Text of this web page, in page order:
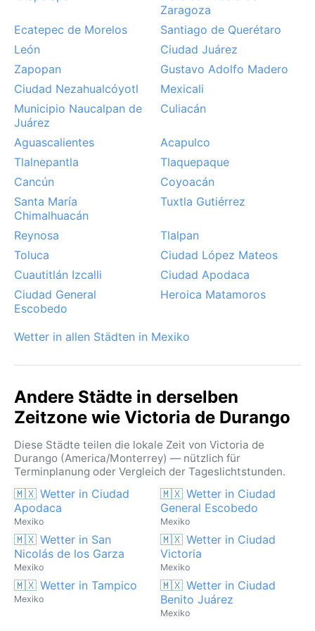
Zaragoza
Ecatepec de Morelos
Santiago de Querétaro
León
Ciudad Juárez
Zapopan
Gustavo Adolfo Madero
Ciudad Nezahualcóyotl
Mexicali
Municipio Naucalpan de
Juárez
Culiacán
Aguascalientes
Acapulco
Tlalnepantla
Tlaquepaque
Cancún
Coyoacán
Santa María
Chimalhuacán
Tuxtla Gutiérrez
Reynosa
Tlalpan
Toluca
Ciudad López Mateos
Cuautitlán Izcalli
Ciudad Apodaca
Ciudad General
Escobedo
Heroica Matamoros
Wetter in allen Städten in Mexiko
Andere Städte in derselben
Zeitzone wie Victoria de Durango
Diese Städte teilen die lokale Zeit von Victoria de
Durango (America/Monterrey) — nützlich für
Terminplanung oder Vergleich der Tageslichtstunden.
🇲🇽 Wetter in Ciudad
Apodaca
Mexiko
🇲🇽 Wetter in Ciudad
General Escobedo
Mexiko
🇲🇽 Wetter in San
Nicolás de los Garza
Mexiko
🇲🇽 Wetter in Ciudad
Victoria
Mexiko
🇲🇽 Wetter in Tampico
Mexiko
🇲🇽 Wetter in Ciudad
Benito Juárez
Mexiko